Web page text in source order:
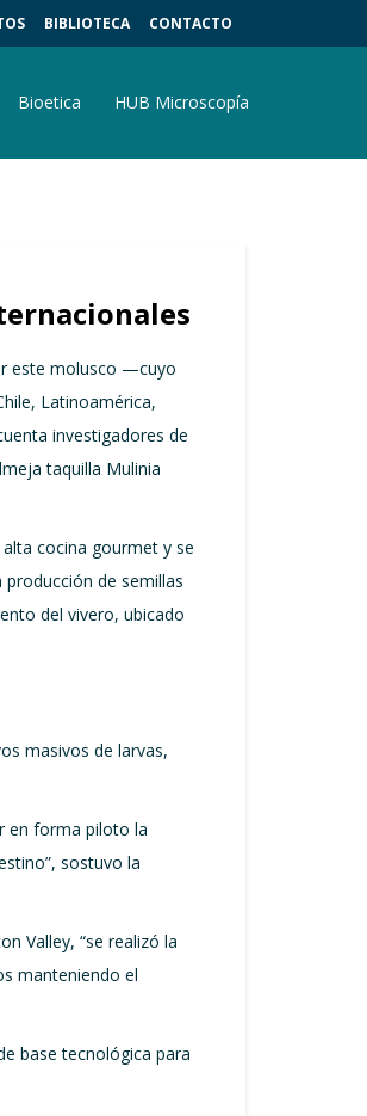
BIBLIOTECA CONTACTO
Bioetica HUB Microscopía
este molusco —cuyo
Latinoamérica,
investigadores de
taquilla Mulinia
cocina gourmet y se
de semillas
del vivero, ubicado
masivos de larvas,
en forma piloto la
sostuvo la
Valley, “se realizó la
manteniendo el
base tecnológica para